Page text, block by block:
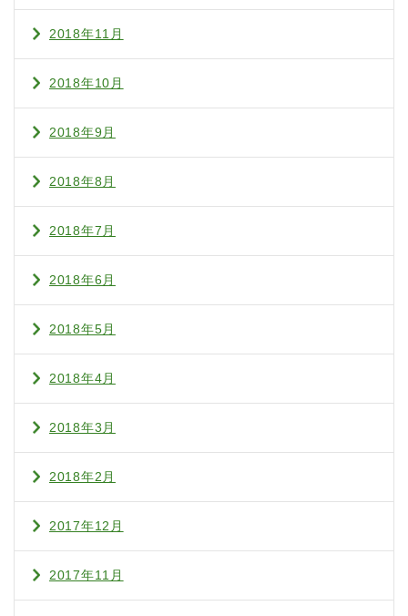
2018年11月
2018年10月
2018年9月
2018年8月
2018年7月
2018年6月
2018年5月
2018年4月
2018年3月
2018年2月
2017年12月
2017年11月